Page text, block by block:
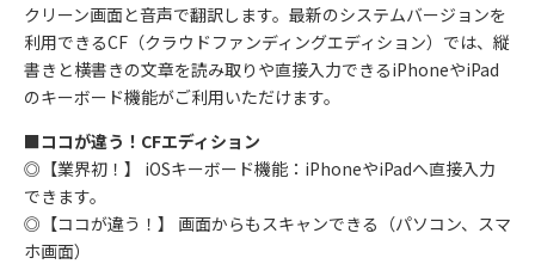
クリーン画面と音声で翻訳します。最新のシステムバージョンを
利用できるCF（クラウドファンディングエディション）では、縦
書きと横書きの文章を読み取りや直接入力できるiPhoneやiPad
のキーボード機能がご利用いただけます。
■ココが違う！CFエディション
◎【業界初！】 iOSキーボード機能：iPhoneやiPadへ直接入力
できます。
◎【ココが違う！】 画面からもスキャンできる（パソコン、スマ
ホ画面）